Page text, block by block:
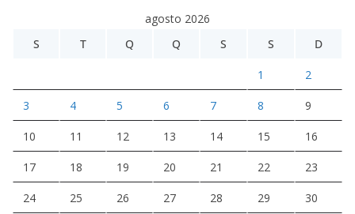
agosto 2026
S
T Q Q S S D
1 2
3 4 5 6 7 8 9
10 11 12 13 14 15 16
17 18 19 20 21 22 23
24 25 26 27 28 29 30